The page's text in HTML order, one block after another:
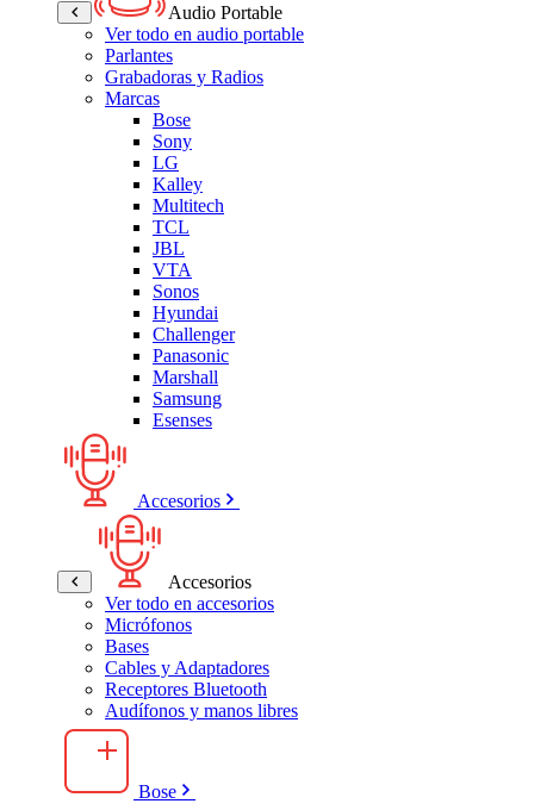
Audio Portable
Ver todo en audio portable
Parlantes
Grabadoras y Radios
Marcas
Bose
Sony
LG
Kalley
Multitech
TCL
JBL
VTA
Sonos
Hyundai
Challenger
Panasonic
Marshall
Samsung
Esenses
Accesorios
Accesorios
Ver todo en accesorios
Micrófonos
Bases
Cables y Adaptadores
Receptores Bluetooth
Audífonos y manos libres
Bose